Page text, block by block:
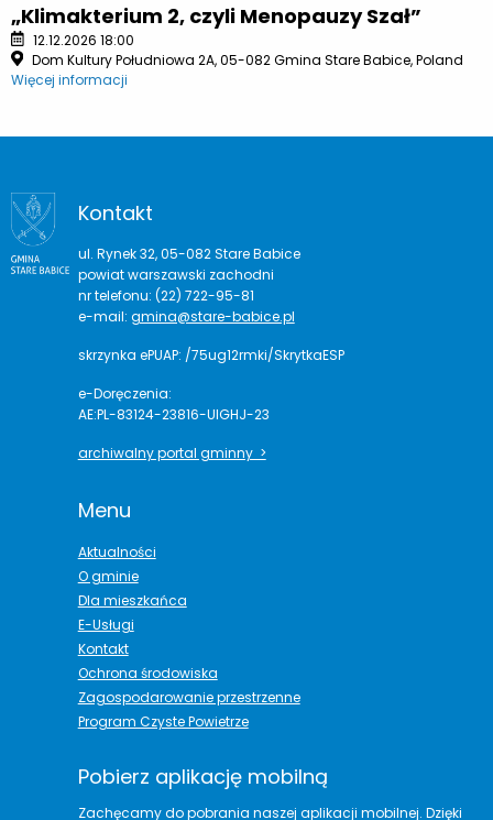
„Klimakterium 2, czyli Menopauzy Szał”
12.12.2026 18:00
Dom Kultury Południowa 2A, 05-082 Gmina Stare Babice, Poland
Więcej informacji
Kontakt
ul. Rynek 32, 05-082 Stare Babice
powiat warszawski zachodni
nr telefonu: (22) 722-95-81
e-mail: gmina@stare-babice.pl
skrzynka ePUAP: /75ug12rmki/SkrytkaESP
e-Doręczenia:
AE:PL-83124-23816-UIGHJ-23
archiwalny portal gminny >
Menu
Aktualności
O gminie
Dla mieszkańca
E-Usługi
Kontakt
Ochrona środowiska
Zagospodarowanie przestrzenne
Program Czyste Powietrze
Pobierz aplikację mobilną
Zachęcamy do pobrania naszej aplikacji mobilnej. Dzięki